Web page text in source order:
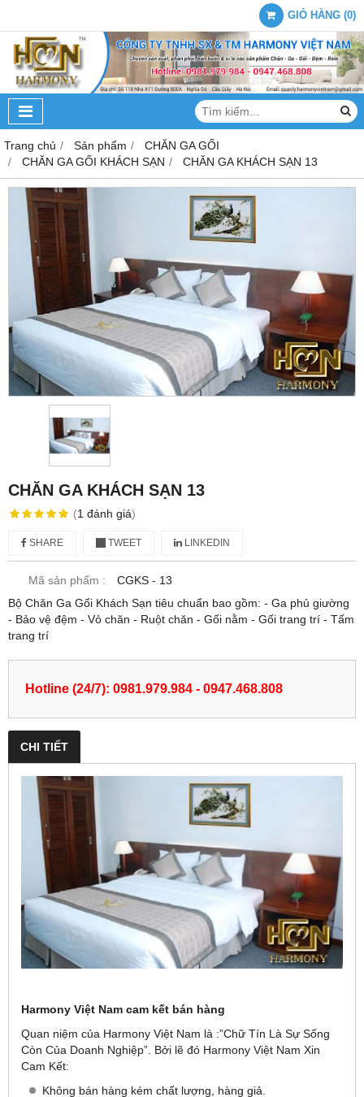
GIỎ HÀNG (0)
Trang chủ Sản phẩm
CHĂN GA GỐI
CHĂN GA GỐI KHÁCH SẠN
CHĂN GA KHÁCH SẠN 13
CHĂN GA KHÁCH SẠN 13
(1 đánh giá)
SHARE TWEET LINKEDIN
Mã sản phẩm :
CGKS - 13
Bộ Chăn Ga Gối Khách Sạn tiêu chuẩn bao gồm: - Ga phủ giường
- Bảo vệ đệm - Vỏ chăn - Ruột chăn - Gối nằm - Gối trang trí - Tấm
trang trí
Hotline (24/7): 0981.979.984 - 0947.468.808
CHI TIẾT
Harmony Việt Nam cam kết bán hàng
Quan niệm của Harmony Việt Nam là :”Chữ Tín Là Sự Sống
Còn Của Doanh Nghiệp”. Bởi lẽ đó Harmony Việt Nam Xin
Cam Kết:
Không bán hàng kém chất lượng, hàng giả.